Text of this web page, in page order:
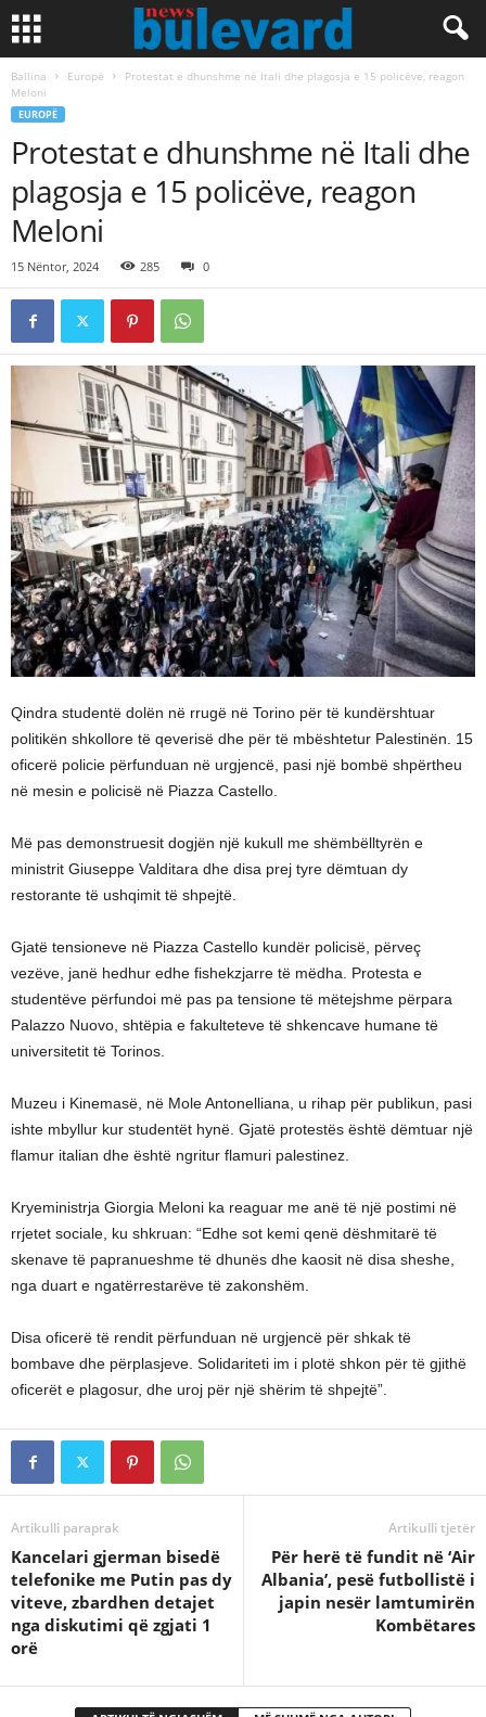
Ballina Europë
Protestat e dhunshme në Itali dhe plagosja e 15 policëve, reagon
Meloni
EUROPË
Protestat e dhunshme në Itali dhe
plagosja e 15 policëve, reagon
Meloni
15 Nëntor, 2024 285 0
Qindra studentë dolën në rrugë në Torino për të kundërshtuar
politikën shkollore të qeverisë dhe për të mbështetur Palestinën. 15
oficerë policie përfunduan në urgjencë, pasi një bombë shpërtheu
në mesin e policisë në Piazza Castello.
Më pas demonstruesit dogjën një kukull me shëmbëlltyrën e
ministrit Giuseppe Valditara dhe disa prej tyre dëmtuan dy
restorante të ushqimit të shpejtë.
Gjatë tensioneve në Piazza Castello kundër policisë, përveç
vezëve, janë hedhur edhe fishekzjarre të mëdha. Protesta e
studentëve përfundoi më pas pa tensione të mëtejshme përpara
Palazzo Nuovo, shtëpia e fakulteteve të shkencave humane të
universitetit të Torinos.
Muzeu i Kinemasë, në Mole Antonelliana, u rihap për publikun, pasi
ishte mbyllur kur studentët hynë. Gjatë protestës është dëmtuar një
flamur italian dhe është ngritur flamuri palestinez.
Kryeministrja Giorgia Meloni ka reaguar me anë të një postimi në
rrjetet sociale, ku shkruan: “Edhe sot kemi qenë dëshmitarë të
skenave të papranueshme të dhunës dhe kaosit në disa sheshe,
nga duart e ngatërrestarëve të zakonshëm.
Disa oficerë të rendit përfunduan në urgjencë për shkak të
bombave dhe përplasjeve. Solidariteti im i plotë shkon për të gjithë
oficerët e plagosur, dhe uroj për një shërim të shpejtë”.
Artikulli paraprak
Kancelari gjerman bisedë
telefonike me Putin pas dy
viteve, zbardhen detajet
nga diskutimi që zgjati 1
orë
Artikulli tjetër
Për herë të fundit në ‘Air
Albania’, pesë futbollistë i
japin nesër lamtumirën
Kombëtares